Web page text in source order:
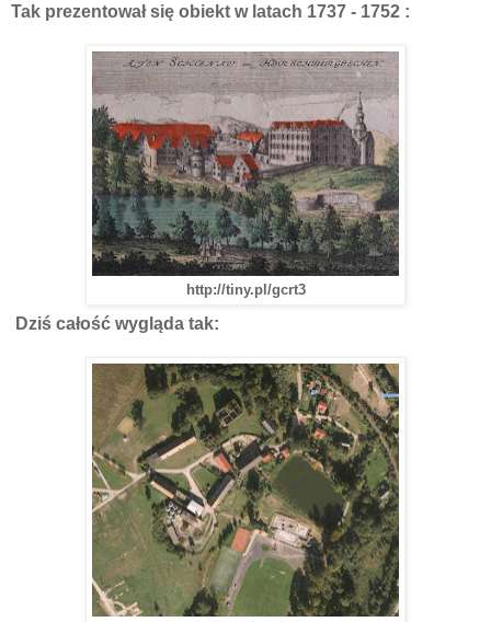
Tak prezentował się obiekt w latach 1737 - 1752 :
http://tiny.pl/gcrt3
Dziś całość wygląda tak: